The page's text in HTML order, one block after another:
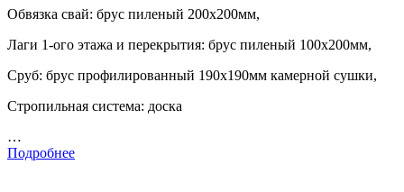
Обвязка свай: брус пиленый 200х200мм,
Лаги 1-ого этажа и перекрытия: брус пиленый 100х200мм,
Сруб: брус профилированный 190х190мм камерной сушки,
Стропильная система: доска
…
Подробнее